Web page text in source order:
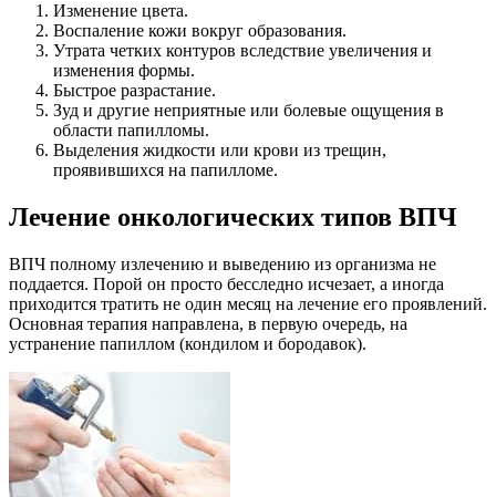
Изменение цвета.
Воспаление кожи вокруг образования.
Утрата четких контуров вследствие увеличения и
изменения формы.
Быстрое разрастание.
Зуд и другие неприятные или болевые ощущения в
области папилломы.
Выделения жидкости или крови из трещин,
проявившихся на папилломе.
Лечение онкологических типов ВПЧ
ВПЧ полному излечению и выведению из организма не
поддается. Порой он просто бесследно исчезает, а иногда
приходится тратить не один месяц на лечение его проявлений.
Основная терапия направлена, в первую очередь, на
устранение папиллом (кондилом и бородавок).